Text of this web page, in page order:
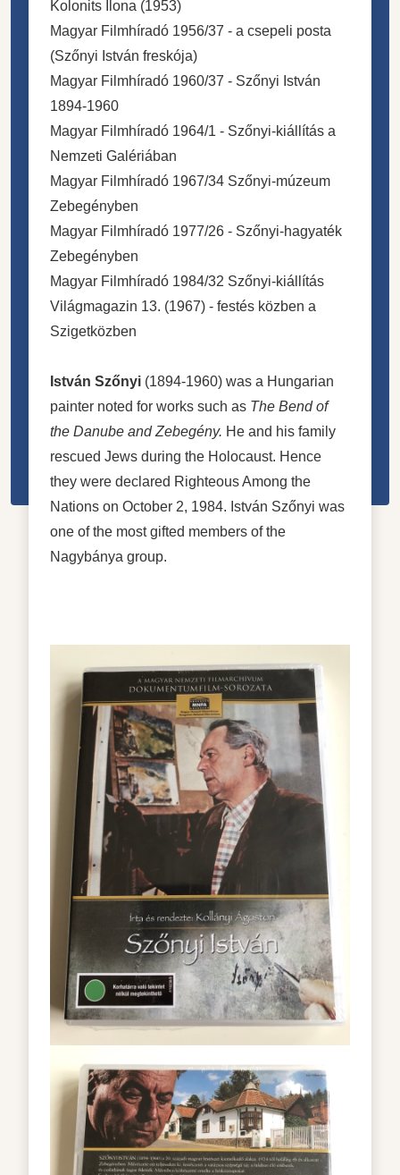
Kolonits Ilona (1953)
Magyar Filmhíradó 1956/37 - a csepeli posta
(Szőnyi István freskója)
Magyar Filmhíradó 1960/37 - Szőnyi István
1894-1960
Magyar Filmhíradó 1964/1 - Szőnyi-kiállítás a
Nemzeti Galériában
Magyar Filmhíradó 1967/34 Szőnyi-múzeum
Zebegényben
Magyar Filmhíradó 1977/26 - Szőnyi-hagyaték
Zebegényben
Magyar Filmhíradó 1984/32 Szőnyi-kiállítás
Világmagazin 13. (1967) - festés közben a
Szigetközben
István Szőnyi (1894-1960) was a Hungarian
painter noted for works such as The Bend of
the Danube and Zebegény. He and his family
rescued Jews during the Holocaust. Hence
they were declared Righteous Among the
Nations on October 2, 1984. István Szőnyi was
one of the most gifted members of the
Nagybánya group.